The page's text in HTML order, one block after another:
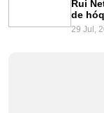
Rui
de
29 Jul,